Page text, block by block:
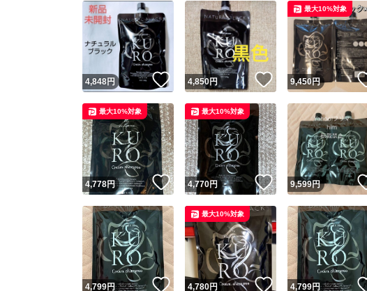
4,848円 いいね！
4,850円 いいね！
9,450円
最大10%対象
4,778円 いいね！
最大10%対象
4,770円 いいね！
最大10%対象
9,599円
4,799円 いいね！
4,780円 いいね！
最大10%対象
4,799円